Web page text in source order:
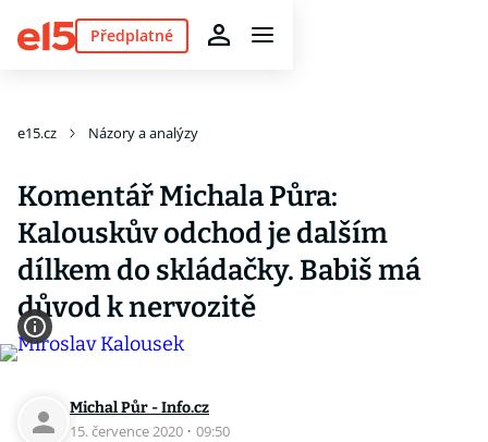
Předplatné
e15.cz Názory a analýzy
Komentář Michala Půra:
Kalouskův odchod je dalším
dílkem do skládačky. Babiš má
důvod k nervozitě
Michal Půr - Info.cz
15. července 2020 · 09:50